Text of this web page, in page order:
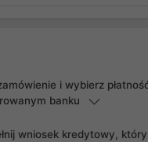
i wybierz
banku
wniosek kredytowy,